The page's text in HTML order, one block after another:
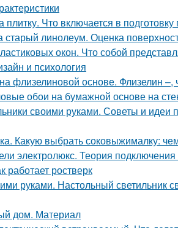
Что включается в подготовку
старый линолеум. Оценка
окон. Что собой
и психология
флизелиновой основе. Флизелин –,
обои на бумажной основе на
своими руками. Советы и
Какую выбрать соковыжималку: чем
электролюкс. Теория подключения
работает ростверк
руками. Настольный светильник
дом. Материал